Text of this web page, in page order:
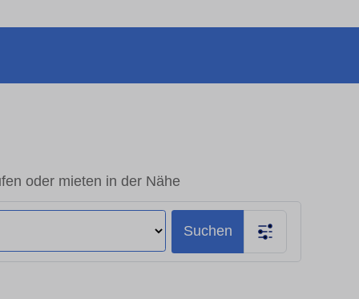
oder mieten in der Nähe
Suchen